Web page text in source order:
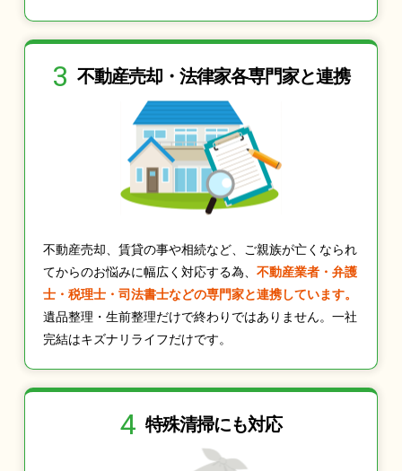
3 不動産売却・法律家各専門家と連携
不動産売却、賃貸の事や相続など、ご親族が亡くなられ
てからのお悩みに幅広く対応する為、 不動産業者・弁護
士・税理士・司法書士などの専門家と連携しています。
遺品整理・生前整理だけで終わりではありません。一社
完結はキズナリライフだけです。
4 特殊清掃にも対応